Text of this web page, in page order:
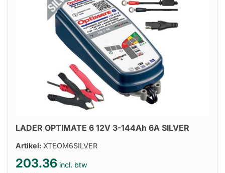
LADER OPTIMATE 6 12V 3-144Ah 6A SILVER
Artikel: XTEOM6SILVER
203.36 incl. btw